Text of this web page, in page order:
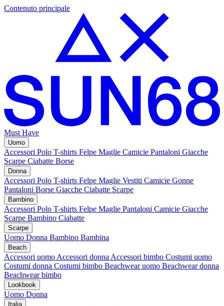
Contenuto principale
Must Have
Uomo
Accessori Polo T-shirts Felpe Maglie Camicie Pantaloni Giacche
Scarpe Ciabatte Borse
Donna
Accessori Polo T-shirts Felpe Maglie Vestiti Camicie Gonne
Pantaloni Borse Giacche Ciabatte Scarpe
Bambino
Accessori Polo T-shirts Felpe Maglie Pantaloni Camicie Giacche
Scarpe Bambino Ciabatte
Scarpe
Uomo Donna Bambino Bambina
Beach
Accessori uomo Accessori donna Accessori bimbo Costumi uomo
Costumi donna Costumi bimbo Beachwear uomo Beachwear donna
Beachwear bimbo
Lookbook
Uomo Donna
Italia